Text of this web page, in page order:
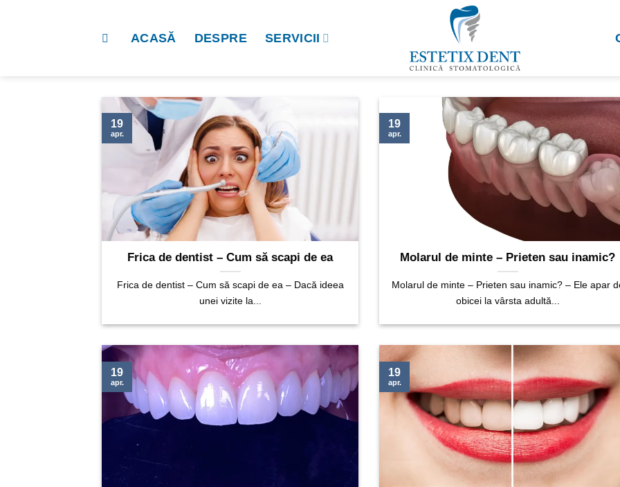
ACASĂ DESPRE SERVICII
Frica de dentist – Cum să scapi de ea
Frica de dentist – Cum să scapi de ea – Dacă ideea
unei vizite la...
19
apr.
Molarul de minte – Prieten sau inamic?
Molarul de minte – Prieten sau inamic? – Ele apar
obicei la vârsta adultă...
19
apr.
19
apr.
19
apr.